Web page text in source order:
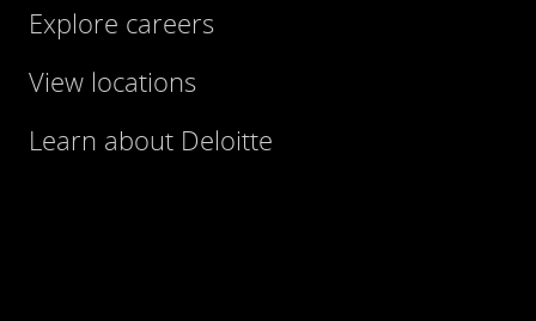
Explore careers
View locations
Learn about Deloitte